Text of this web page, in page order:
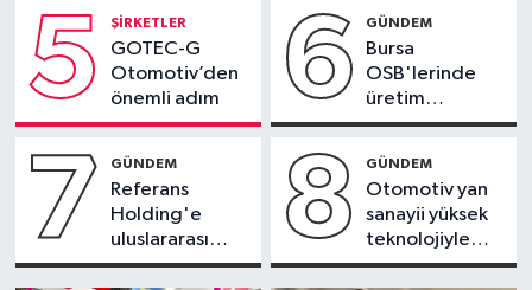
5 ŞIRKETLER
GOTEC-G
Otomotiv’den
önemli adım
6 GÜNDEM
Bursa
OSB'lerinde
üretim
rölantide
7 GÜNDEM
Referans
Holding'e
uluslararası
ödül
8 GÜNDEM
Otomotiv yan
sanayii yüksek
teknolojiyle
büyüyor